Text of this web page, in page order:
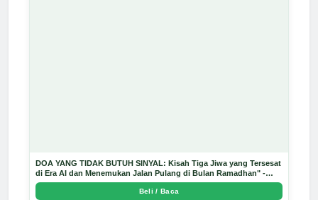
DOA YANG TIDAK BUTUH SINYAL: Kisah Tiga Jiwa yang Tersesat
di Era AI dan Menemukan Jalan Pulang di Bulan Ramadhan" -
Arda Dinata
Beli / Baca